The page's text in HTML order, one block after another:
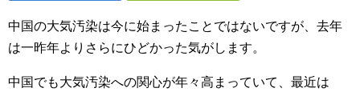
中国の大気汚染は今に始まったことではないですが、去年
は一昨年よりさらにひどかった気がします。
中国でも大気汚染への関心が年々高まっていて、最近は